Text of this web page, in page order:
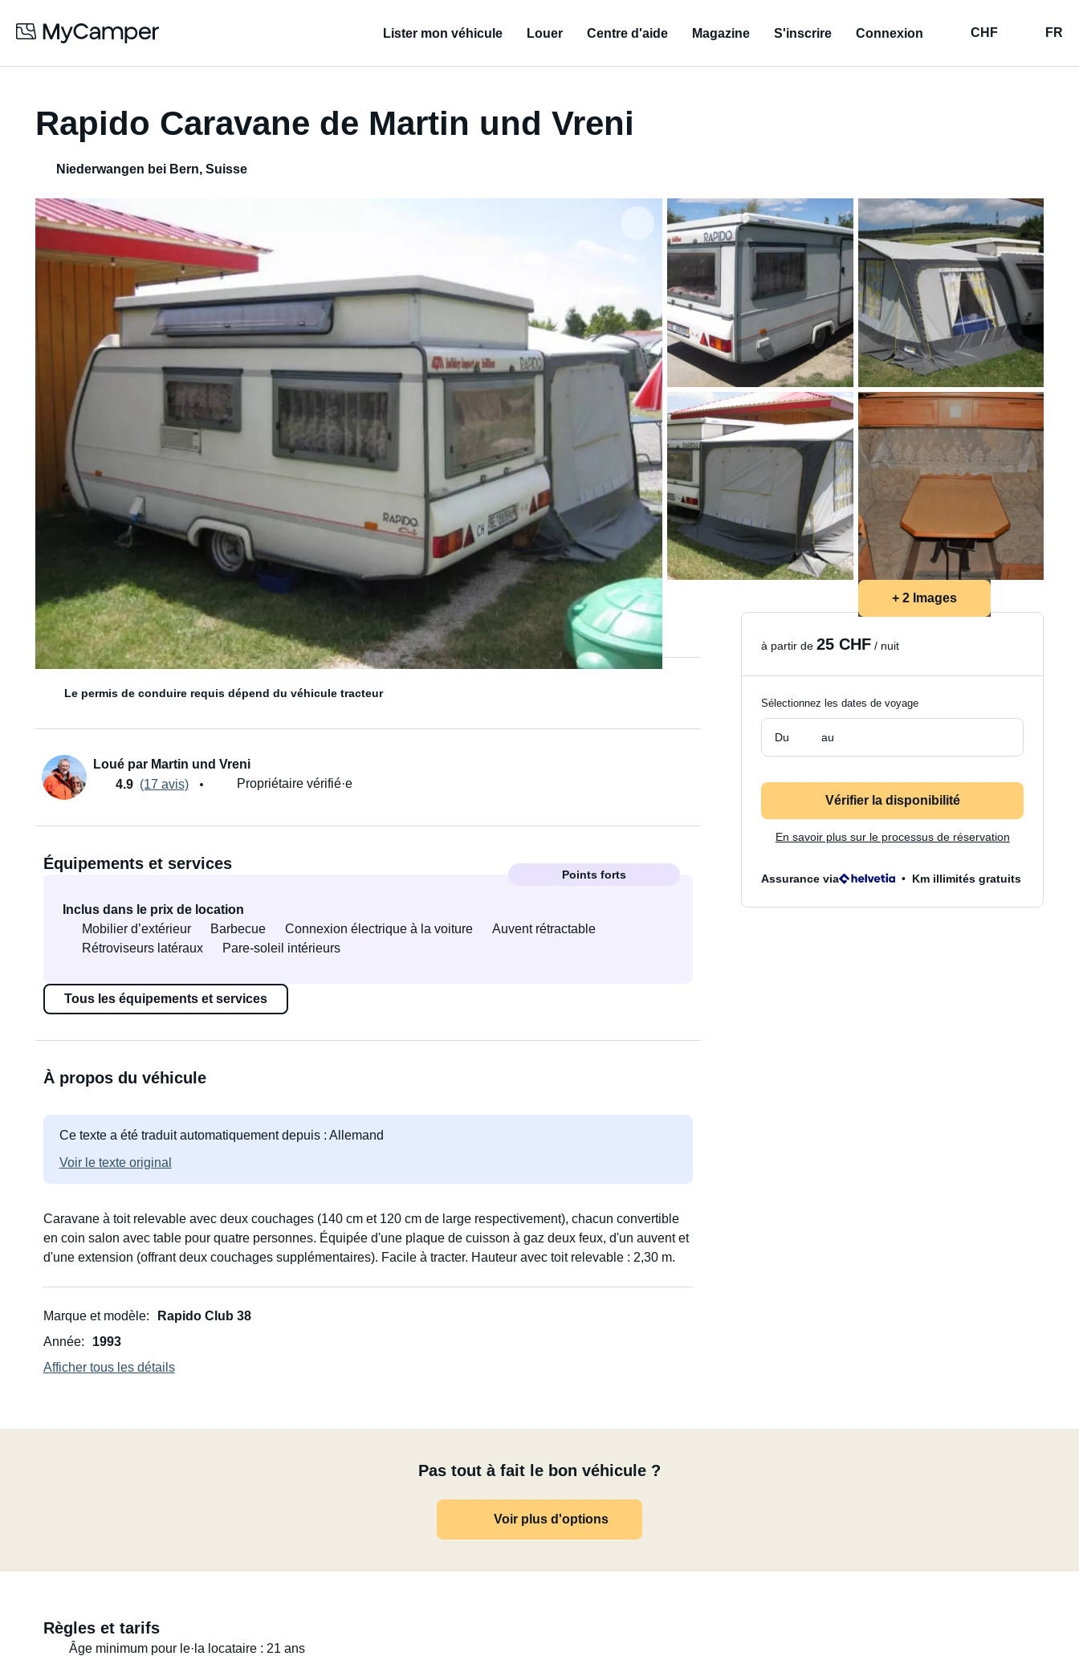
Lister mon véhicule Louer Centre d'aide Magazine S'inscrire Connexion CHF FR
Rapido Caravane de Martin und Vreni
Niederwangen bei Bern, Suisse
+ 2 Images
3 couchages
Le permis de conduire requis dépend du véhicule tracteur
Loué par Martin und Vreni
4.9 (17 avis) Propriétaire vérifié·e
Équipements et services
Points forts
Inclus dans le prix de location
Mobilier d’extérieur
Barbecue Connexion électrique à la voiture
Auvent rétractable
Rétroviseurs latéraux
Pare-soleil intérieurs
Tous les équipements et services
À propos du véhicule
Ce texte a été traduit automatiquement depuis : Allemand
Voir le texte original
Caravane à toit relevable avec deux couchages (140 cm et 120 cm de large respectivement), chacun convertible
en coin salon avec table pour quatre personnes. Équipée d'une plaque de cuisson à gaz deux feux, d'un auvent et
d'une extension (offrant deux couchages supplémentaires). Facile à tracter. Hauteur avec toit relevable : 2,30 m.
Marque et modèle
Rapido Club 38
Année
1993
Afficher tous les détails
Pas tout à fait le bon véhicule ?
Voir plus d'options
Règles et tarifs
Âge minimum pour le·la locataire : 21 ans
à partir de25 CHF / nuit
Sélectionnez les dates de voyage
Du au
Vérifier la disponibilité
En savoir plus sur le processus de réservation
Assurance via Km illimités gratuits